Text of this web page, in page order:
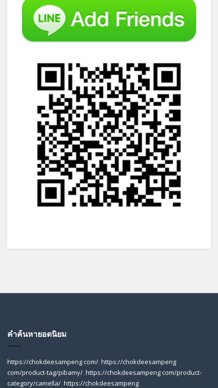
คำค้นหายอดนิยม
https://chokdeesampeng com/, https://chokdeesampeng
com/product-tag/pibamy/, https://chokdeesampeng com/product-
category/camella/, https://chokdeesampeng